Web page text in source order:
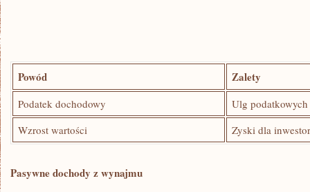
Powód Zalety
Podatek dochodowy
Ulg podatkowych
Wzrost‌ wartości
Zyski dla
Pasywne dochody z wynajmu